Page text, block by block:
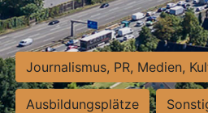
Journalismus, PR, Medien,
Ausbildungsplätze